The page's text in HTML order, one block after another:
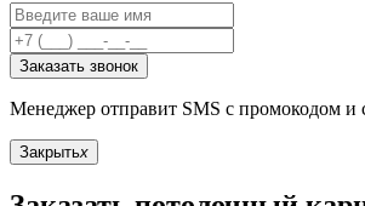
Заказать звонок
Менеджер отправит SMS с промокодом и
Закрытьx